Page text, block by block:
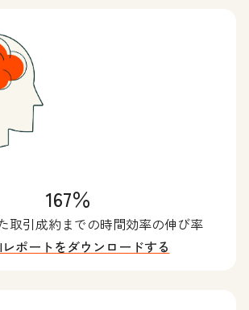
167％
取引成約までの時間効率の伸び率
レポートをダウンロードする